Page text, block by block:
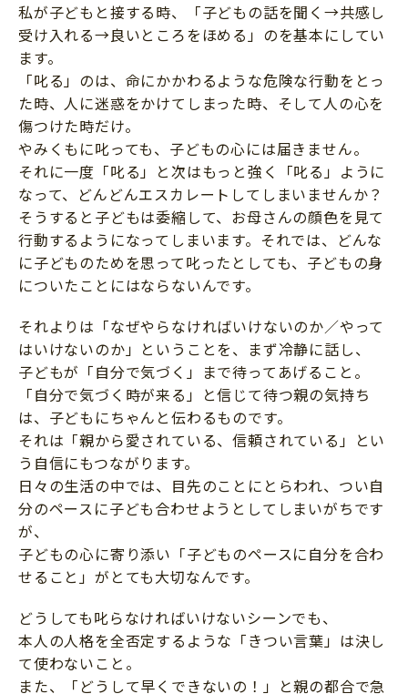
個⼈情報について
お問い合わせ
私が子どもと接する時、「子どもの話を聞く→共感し
受け入れる→良いところをほめる」のを基本にしてい
ます。
「叱る」のは、命にかかわるような危険な行動をとっ
た時、人に迷惑をかけてしまった時、そして人の心を
傷つけた時だけ。
やみくもに叱っても、子どもの心には届きません。
それに一度「叱る」と次はもっと強く「叱る」ように
なって、どんどんエスカレートしてしまいませんか？
そうすると子どもは委縮して、お母さんの顔色を見て
行動するようになってしまいます。それでは、どんな
に子どものためを思って叱ったとしても、子どもの身
についたことにはならないんです。
それよりは「なぜやらなければいけないのか／やって
はいけないのか」ということを、まず冷静に話し、
子どもが「自分で気づく」まで待ってあげること。
「自分で気づく時が来る」と信じて待つ親の気持ち
は、子どもにちゃんと伝わるものです。
それは「親から愛されている、信頼されている」とい
う自信にもつながります。
日々の生活の中では、目先のことにとらわれ、つい自
分のペースに子ども合わせようとしてしまいがちです
が、
子どもの心に寄り添い「子どものペースに自分を合わ
せること」がとても大切なんです。
どうしても叱らなければいけないシーンでも、
本人の人格を全否定するような「きつい言葉」は決し
て使わないこと。
また、「どうして早くできないの！」と親の都合で急